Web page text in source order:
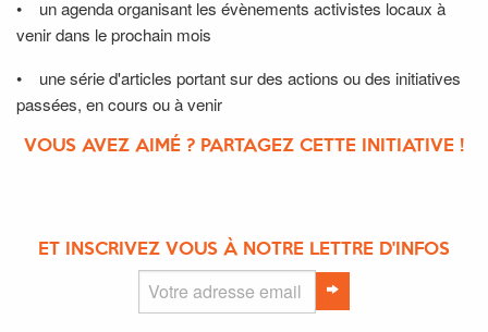
• un agenda organisant les évènements activistes locaux à
venir dans le prochain mois
• une série d'articles portant sur des actions ou des initiatives
passées, en cours ou à venir
VOUS AVEZ AIMÉ ? PARTAGEZ CETTE INITIATIVE !
ET INSCRIVEZ VOUS À NOTRE LETTRE D'INFOS